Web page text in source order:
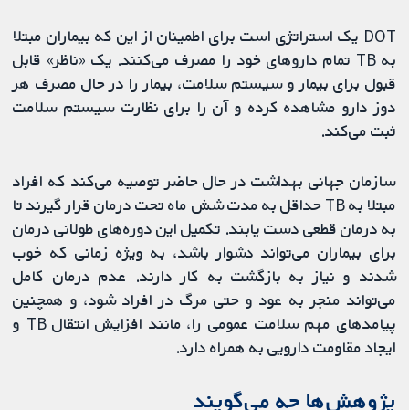
DOT یک استراتژی است برای اطمینان از این که بیماران مبتلا
به TB تمام داروهای خود را مصرف می‌کنند. یک «ناظر» قابل
قبول برای بیمار و سیستم سلامت، بیمار را در حال مصرف هر
دوز دارو مشاهده کرده و آن را برای نظارت سیستم سلامت
ثبت می‌کند.
سازمان جهانی بهداشت در حال حاضر توصیه می‌کند که افراد
مبتلا به TB حداقل به مدت شش ماه تحت درمان قرار گیرند تا
به درمان قطعی دست یابند. تکمیل این دوره‌های طولانی درمان
برای بیماران می‌تواند دشوار باشد، به ‌ویژه زمانی که خوب
شدند و نیاز به بازگشت به کار دارند. عدم درمان کامل
می‌تواند منجر به عود و حتی مرگ در افراد شود، و همچنین
پیامدهای مهم سلامت عمومی را، مانند افزایش انتقال TB و
ایجاد مقاومت دارویی به همراه دارد.
پژوهش‌ها چه می‌گویند